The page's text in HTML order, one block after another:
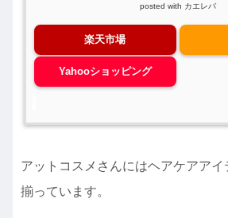
posted with カエレバ
楽天市場
Yahooショッピング
アットコスメさんにはヘアケアア
揃っています。